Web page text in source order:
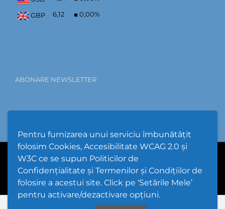
Pentru furnizarea unui serviciu îmbunătățit
folosim Cookies, Accesibilitate WCAG 2.0 și
W3C ce se supun Politicilor de
Confidențialitate și Termenilor și Condițiilor de
folosire a acestui site. Click pe ‘Setările Mele’
pentru activare/dezactivare opțiuni.
GBP 6,12 0,00%
ABONARE NEWSLETTER
Hartă Website